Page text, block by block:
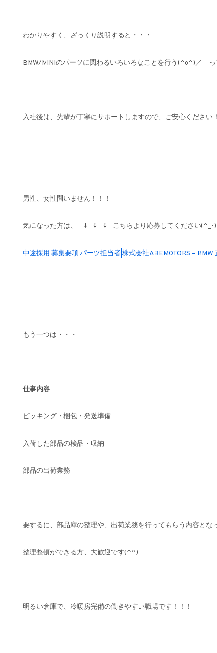
わかりやすく、ざっくり説明すると・・・
BMW/MINIのパーツに関わるいろいろなことを行う(^o^)／ っ
入社後は、先輩が丁寧にサポートしますので、ご安心ください！
男性、女性問いません！！！
気になった方は、 ↓ ↓ ↓ こちらより応募してください(^_-
中途採用 募集要項 パーツ担当者|株式会社ABEMOTORS – BMW
もう一つは・・・
仕事内容
ピッキング・梱包・発送準備
入荷した部品の検品・収納
部品の出荷業務
要するに、部品庫の整理や、出荷業務を行ってもらう内容とな
整理整頓ができる方、大歓迎です(^^)
明るい倉庫で、冷暖房完備の働きやすい職場です！！！